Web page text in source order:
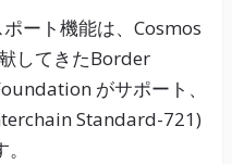
ート機能は、Cosmos
してきたBorder
がサポート、
Standard-721)